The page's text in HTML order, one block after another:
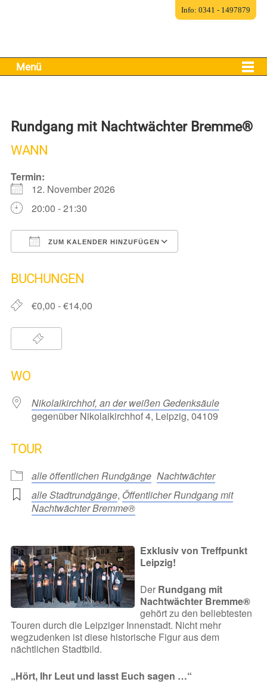
Menü
Rundgang mit Nachtwächter Bremme®
WANN
Termin:
12. November 2026
20:00 - 21:30
ZUM KALENDER HINZUFÜGEN
BUCHUNGEN
€0,00 - €14,00
WO
Nikolaikirchhof, an der weißen Gedenksäule
gegenüber Nikolaikirchhof 4, Leipzig, 04109
TOUR
alle öffentlichen Rundgänge Nachtwächter
alle Stadtrundgänge, Öffentlicher Rundgang mit
Nachtwächter Bremme®
Exklusiv von Treffpunkt
Leipzig!
Der Rundgang mit
Nachtwächter Bremme®
gehört zu den beliebtesten
Touren durch die Leipziger Innenstadt. Nicht mehr
wegzudenken ist diese historische Figur aus dem
nächtlichen Stadtbild.
„Hört, Ihr Leut und lasst Euch sagen …“
Info: 0341 - 1497879